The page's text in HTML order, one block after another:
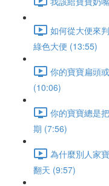
如何從大便來
綠色大便 (13:55)
你的寶寶扁頭
(10:06)
你的寶寶總是
期 (7:56)
為什麼別人家
翻天 (9:57)